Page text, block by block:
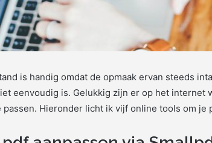
is handig omdat de opmaak ervan steeds
eenvoudig is. Gelukkig zijn er op het internet
passen. Hieronder licht ik vijf online tools om je